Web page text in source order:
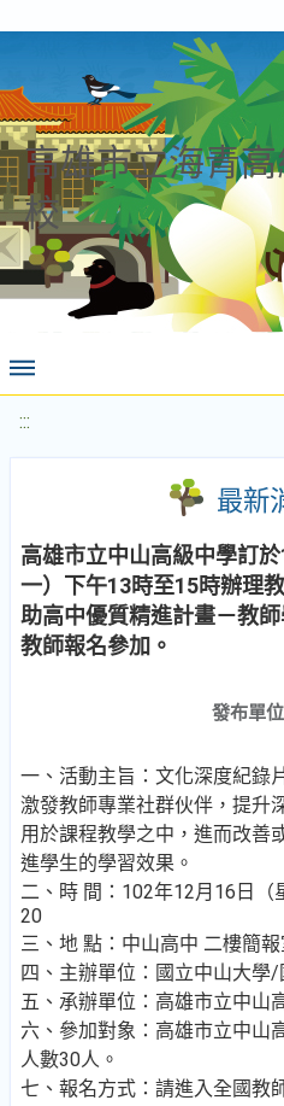
高雄市立海青
校
:::
最新
高雄市立中山高級中學訂
一）下午13時至15時辦理
助高中優質精進計畫－教
教師報名參加。
發布單位
一、活動主旨：文化深度紀錄
激發教師專業社群伙伴，提升
用於課程教學之中，進而改善
進學生的學習效果。
二、時 間：102年12月16日（
20
三、地 點：中山高中 二樓簡報
四、主辦單位：國立中山大學
五、承辦單位：高雄市立中山
六、參加對象：高雄市立中山
人數30人。
七、報名方式：請進入全國教